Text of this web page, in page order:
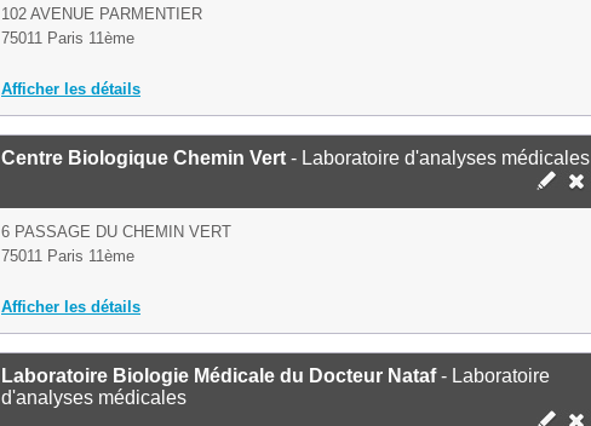
102 AVENUE PARMENTIER
75011 Paris 11ème
Afficher les détails
Centre Biologique Chemin Vert - Laboratoire d'analyses médicales
6 PASSAGE DU CHEMIN VERT
75011 Paris 11ème
Afficher les détails
Laboratoire Biologie Médicale du Docteur Nataf- Laboratoire
d'analyses médicales